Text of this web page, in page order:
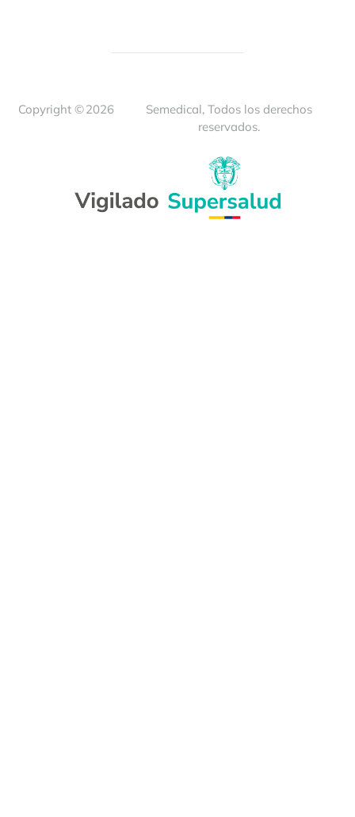
Copyright ©2026
Semedical, Todos los derechos
reservados.